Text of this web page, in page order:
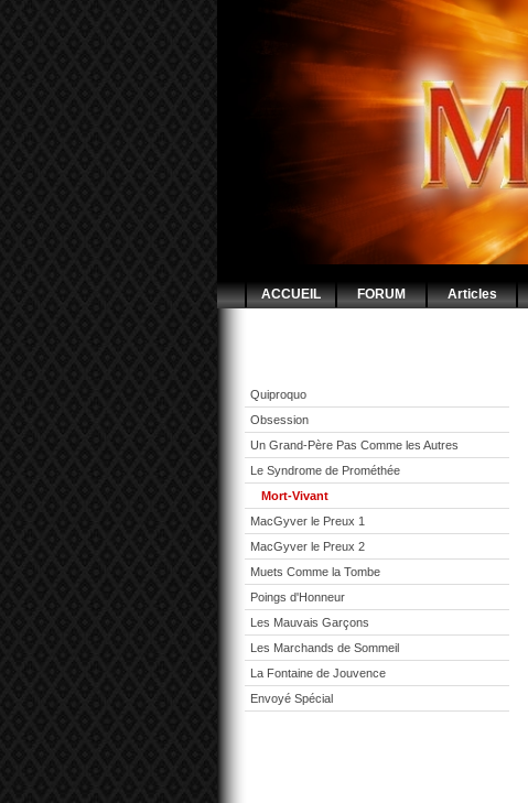
ACCUEIL FORUM Articles
Quiproquo
Obsession
Un Grand-Père Pas Comme les Autres
Le Syndrome de Prométhée
Mort-Vivant
MacGyver le Preux 1
MacGyver le Preux 2
Muets Comme la Tombe
Poings d'Honneur
Les Mauvais Garçons
Les Marchands de Sommeil
La Fontaine de Jouvence
Envoyé Spécial